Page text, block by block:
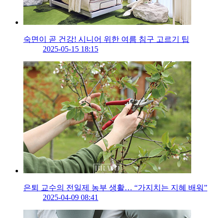
숙면이 곧 건강! 시니어 위한 여름 침구 고르기 팁
2025-05-15 18:15
은퇴 교수의 전일제 농부 생활… “가지치는 지혜 배워”
2025-04-09 08:41